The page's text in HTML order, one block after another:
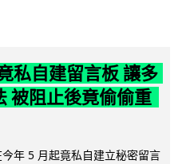
私自建留言板 讓多
被阻止後竟偷偷重
年 5 月起竟私自建立秘密留言